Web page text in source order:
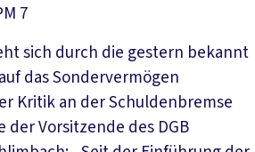
7
sich durch die gestern bekannt
das Sondervermögen
Kritik an der Schuldenbremse
der Vorsitzende des DGB